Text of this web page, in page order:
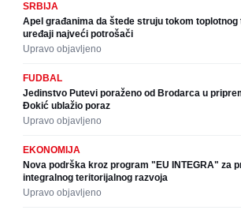
SRBIJA
Apel građanima da štede struju tokom
uređaji najveći potrošači
Upravo objavljeno
FUDBAL
Jedinstvo Putevi poraženo od Brodarca u
Đokić ublažio poraz
Upravo objavljeno
EKONOMIJA
Nova podrška kroz program "EU INTEGRA" za
integralnog teritorijalnog razvoja
Upravo objavljeno